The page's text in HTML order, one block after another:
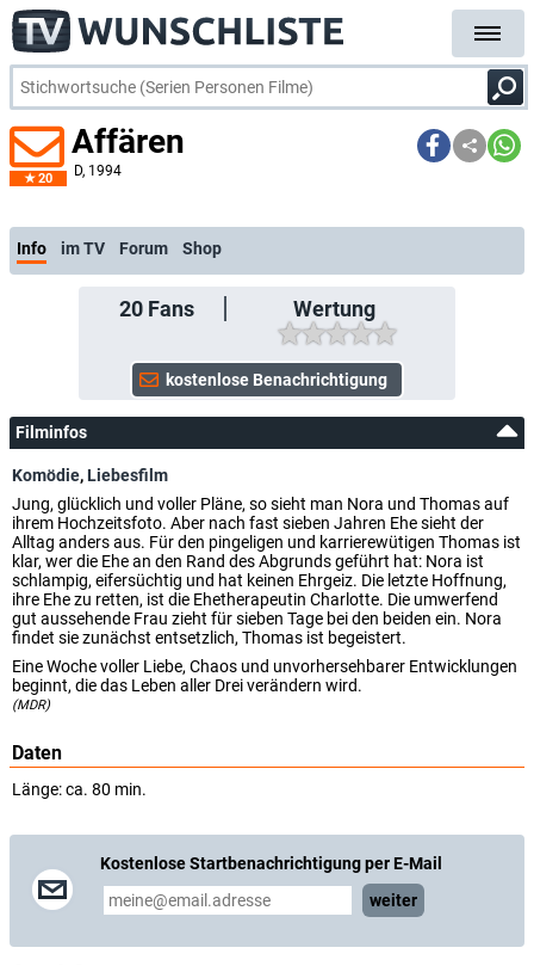
20
Affären
D, 1994
Info im TV Forum Shop
20Fans Wertung
Filminfos
Komödie,Liebesfilm
Jung, glücklich und voller Pläne, so sieht man Nora und Thomas auf
ihrem Hochzeitsfoto. Aber nach fast sieben Jahren Ehe sieht der
Alltag anders aus. Für den pingeligen und karrierewütigen Thomas ist
klar, wer die Ehe an den Rand des Abgrunds geführt hat: Nora ist
schlampig, eifersüchtig und hat keinen Ehrgeiz. Die letzte Hoffnung,
ihre Ehe zu retten, ist die Ehetherapeutin Charlotte. Die umwerfend
gut aussehende Frau zieht für sieben Tage bei den beiden ein. Nora
findet sie zunächst entsetzlich, Thomas ist begeistert.
Eine Woche voller Liebe, Chaos und unvorhersehbarer Entwicklungen
beginnt, die das Leben aller Drei verändern wird.
(MDR)
Daten
Länge: ca. 80 min.
Kostenlose Startbenachrichtigung per E-Mail
weiter